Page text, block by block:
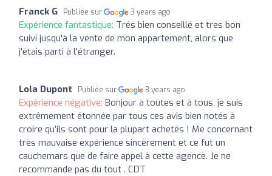
Franck G Publiée sur 3 years ago
Expérience fantastique: Trés bien conseillé et tres bon
suivi jusqu'à la vente de mon appartement, alors que
j'étais parti à l'étranger.
Lola Dupont Publiée sur 3 years ago
Expérience négative: Bonjour à toutes et à tous, je suis
extrêmement étonnée par tous ces avis bien notés à
croire qu’ils sont pour la plupart achetés ! Me concernant
très mauvaise expérience sincèrement et ce fut un
cauchemars que de faire appel à cette agence. Je ne
recommande pas du tout . CDT